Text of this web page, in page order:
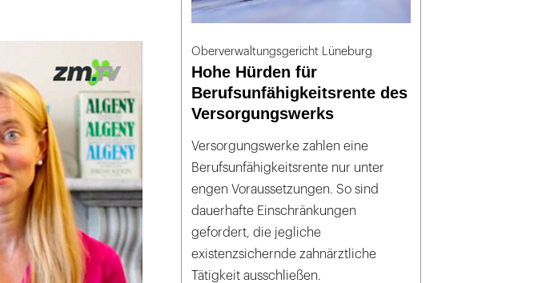
Oberverwaltungsgericht Lüneburg
Hohe Hürden für
Berufsunfähigkeitsrente des
Versorgungswerks
Versorgungswerke zahlen eine
Berufsunfähigkeitsrente nur unter
engen Voraussetzungen. So sind
dauerhafte Einschränkungen
gefordert, die jegliche
existenzsichernde zahnärztliche
Tätigkeit ausschließen.